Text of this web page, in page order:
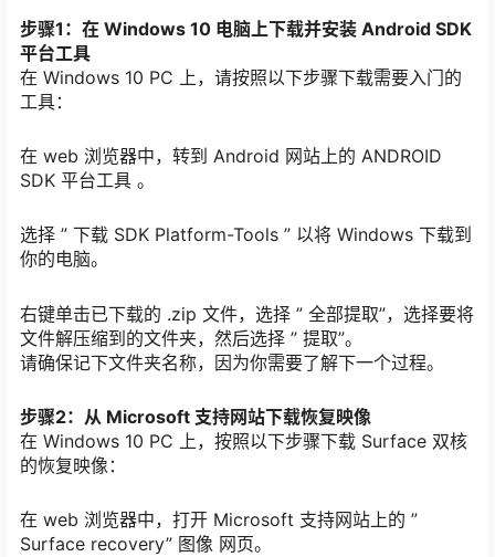
步骤1：在 Windows 10 电脑上下载并安装 Android SDK
平台工具
在 Windows 10 PC 上，请按照以下步骤下载需要入门的
工具：
在 web 浏览器中，转到 Android 网站上的 ANDROID
SDK 平台工具 。
选择 ” 下载 SDK Platform-Tools ” 以将 Windows 下载到
你的电脑。
右键单击已下载的 .zip 文件，选择 ” 全部提取”，选择要将
文件解压缩到的文件夹，然后选择 ” 提取”。
请确保记下文件夹名称，因为你需要了解下一个过程。
步骤2：从 Microsoft 支持网站下载恢复映像
在 Windows 10 PC 上，按照以下步骤下载 Surface 双核
的恢复映像：
在 web 浏览器中，打开 Microsoft 支持网站上的 ”
Surface recovery” 图像 网页。